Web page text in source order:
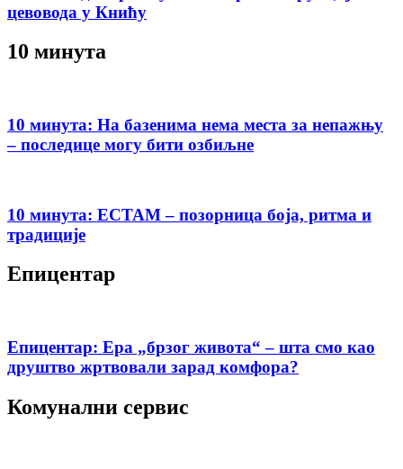
цевовода у Книћу
10 минута
10 минута: На базенима нема места за непажњу
– последице могу бити озбиљне
10 минута: ЕСТАМ – позорница боја, ритма и
традиције
Епицентар
Епицентар: Ера „брзог живота“ – шта смо као
друштво жртвовали зарад комфора?
Комунални сервис